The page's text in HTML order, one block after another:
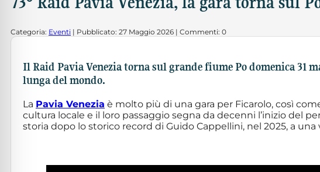
Categoria: Eventi | Pubblicato: 27 Maggio 2026 | Commenti: 0
Il Raid Pavia Venezia torna sul grande fiume Po domenica 31
lunga del mondo.
La Pavia Venezia è molto più di una gara per Ficarolo, così
cultura locale e il loro passaggio segna da decenni l’inizio del
storia dopo lo storico record di Guido Cappellini, nel 2025, a